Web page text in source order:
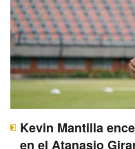
Kevin Mantilla
en el Atanasio